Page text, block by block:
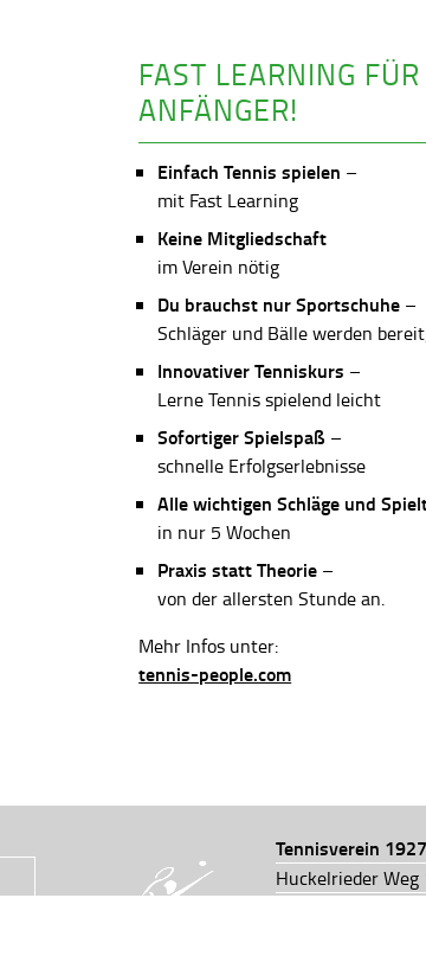
FAST LEARNING
ANFÄNGER!
Einfach Tennis spielen –
mit Fast Learning
Keine Mitgliedschaft
im Verein nötig
Du brauchst nur Sportschuhe –
Schläger und Bälle werden
Innovativer Tenniskurs –
Lerne Tennis spielend leicht
Sofortiger Spielspaß –
schnelle Erfolgserlebnisse
Alle wichtigen Schläge und
in nur 5 Wochen
Praxis statt Theorie –
von der allersten Stunde an.
Mehr Infos unter:
tennis-people.com
Tennisverein
Huckelrieder Weg